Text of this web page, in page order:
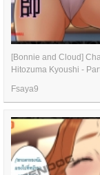
[Bonnie and Cloud]
Hitozuma Kyoushi -
Fsaya9